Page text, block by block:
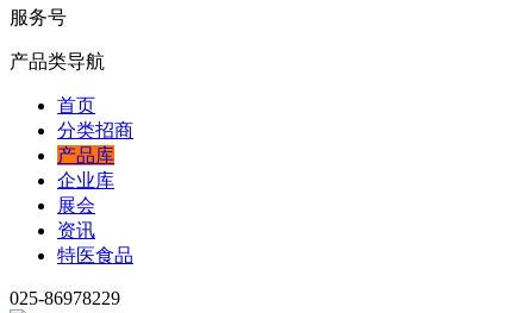
服务号
产品类导航
首页
分类招商
产品库
企业库
展会
资讯
特医食品
025-86978229